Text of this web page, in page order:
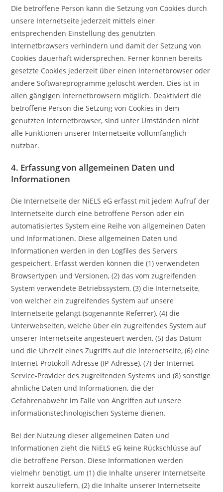
Die betroffene Person kann die Setzung von Cookies durch
unsere Internetseite jederzeit mittels einer
entsprechenden Einstellung des genutzten
Internetbrowsers verhindern und damit der Setzung von
Cookies dauerhaft widersprechen. Ferner können bereits
gesetzte Cookies jederzeit über einen Internetbrowser oder
andere Softwareprogramme gelöscht werden. Dies ist in
allen gängigen Internetbrowsern möglich. Deaktiviert die
betroffene Person die Setzung von Cookies in dem
genutzten Internetbrowser, sind unter Umständen nicht
alle Funktionen unserer Internetseite vollumfänglich
nutzbar.
4. Erfassung von allgemeinen Daten und
Informationen
Die Internetseite der NiELS eG erfasst mit jedem Aufruf der
Internetseite durch eine betroffene Person oder ein
automatisiertes System eine Reihe von allgemeinen Daten
und Informationen. Diese allgemeinen Daten und
Informationen werden in den Logfiles des Servers
gespeichert. Erfasst werden können die (1) verwendeten
Browsertypen und Versionen, (2) das vom zugreifenden
System verwendete Betriebssystem, (3) die Internetseite,
von welcher ein zugreifendes System auf unsere
Internetseite gelangt (sogenannte Referrer), (4) die
Unterwebseiten, welche über ein zugreifendes System auf
unserer Internetseite angesteuert werden, (5) das Datum
und die Uhrzeit eines Zugriffs auf die Internetseite, (6) eine
Internet-Protokoll-Adresse (IP-Adresse), (7) der Internet-
Service-Provider des zugreifenden Systems und (8) sonstige
ähnliche Daten und Informationen, die der
Gefahrenabwehr im Falle von Angriffen auf unsere
informationstechnologischen Systeme dienen.
Bei der Nutzung dieser allgemeinen Daten und
Informationen zieht die NiELS eG keine Rückschlüsse auf
die betroffene Person. Diese Informationen werden
vielmehr benötigt, um (1) die Inhalte unserer Internetseite
korrekt auszuliefern, (2) die Inhalte unserer Internetseite